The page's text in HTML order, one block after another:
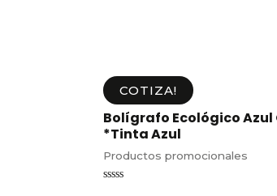
COTIZA!
Bolígrafo Ecológico Azul
*Tinta Azul
Productos promocionales